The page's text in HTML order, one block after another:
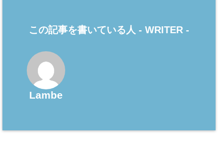
この記事を書いている人 - WRITER -
Lambe